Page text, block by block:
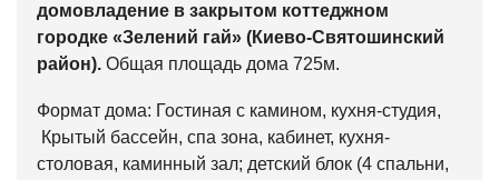
домовладение в закрытом коттеджном
городке «Зелений гай» (Киево-Святошинский
район). Общая площадь дома 725м.
Формат дома: Гостиная с камином, кухня-студия,
Крытый бассейн, спа зона, кабинет, кухня-
столовая, каминный зал; детский блок (4 спальни,